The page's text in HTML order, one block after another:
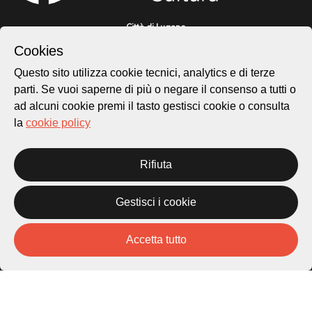
Città di Lugano
Piazza Carlo Cattaneo 1
6976 Castagnola
patrimonio@lugano.ch
t. +41 58 866 68 50
Sito istituzionale:
lugano.ch
Cookies
Questo sito utilizza cookie tecnici, analytics e di terze
parti. Se vuoi saperne di più o negare il consenso a tutti o
ad alcuni cookie premi il tasto gestisci cookie o consulta
la cookie policy
Rifiuta
Gestisci i cookie
Accetta tutto